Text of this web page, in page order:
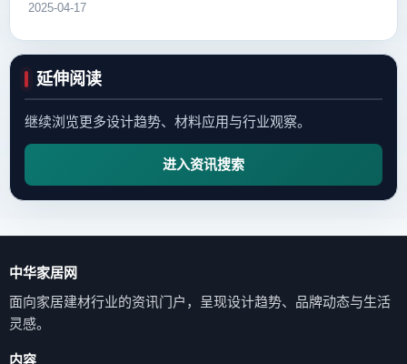
2025-04-17
延伸阅读
继续浏览更多设计趋势、材料应用与行业观察。
进入资讯搜索
中华家居网
面向家居建材行业的资讯门户，呈现设计趋势、品牌动态与生活
灵感。
内容